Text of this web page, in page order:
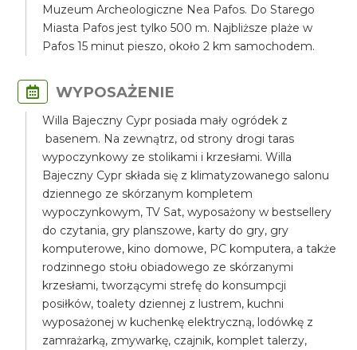
Muzeum Archeologiczne Nea Pafos. Do Starego
Miasta Pafos jest tylko 500 m. Najbliższe plaże w
Pafos 15 minut pieszo, około 2 km samochodem.
WYPOSAŻENIE
Willa Bajeczny Cypr posiada mały ogródek z
basenem. Na zewnątrz, od strony drogi taras
wypoczynkowy ze stolikami i krzesłami. Willa
Bajeczny Cypr składa się z klimatyzowanego salonu
dziennego ze skórzanym kompletem
wypoczynkowym, TV Sat, wyposażony w bestsellery
do czytania, gry planszowe, karty do gry, gry
komputerowe, kino domowe, PC komputera, a także
rodzinnego stołu obiadowego ze skórzanymi
krzesłami, tworzącymi strefę do konsumpcji
posiłków, toalety dziennej z lustrem, kuchni
wyposażonej w kuchenkę elektryczną, lodówkę z
zamrażarką, zmywarkę, czajnik, komplet talerzy,